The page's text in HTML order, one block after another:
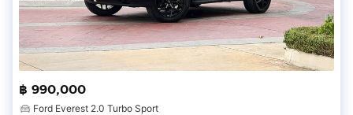
฿ 990,000
Ford Everest 2.0 Turbo Sport